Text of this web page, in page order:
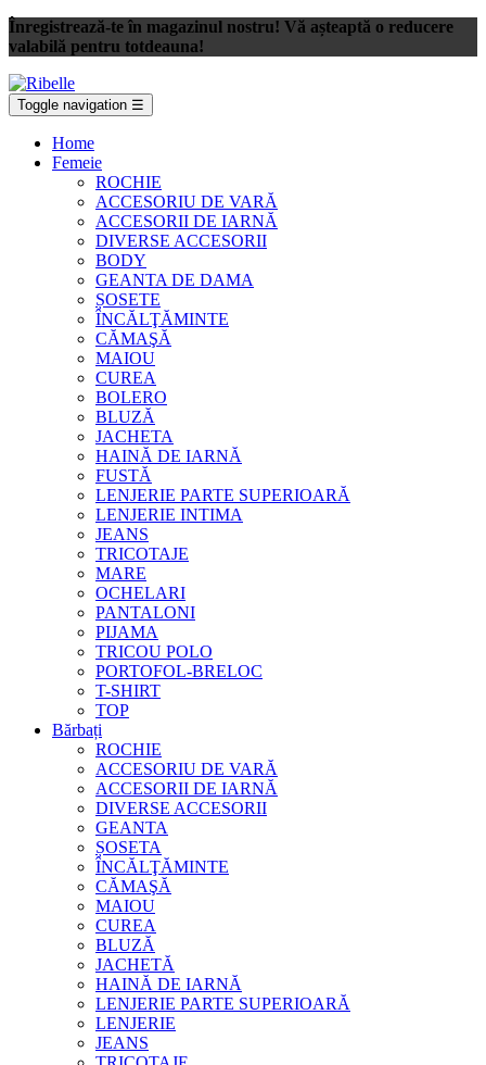
Înregistrează-te în magazinul nostru! Vă așteaptă o reducere
valabilă pentru totdeauna!
Toggle navigation ☰
Home
Femeie
ROCHIE
ACCESORIU DE VARĂ
ACCESORII DE IARNĂ
DIVERSE ACCESORII
BODY
GEANTA DE DAMA
ȘOSETE
ÎNCĂLŢĂMINTE
CĂMAŞĂ
MAIOU
CUREA
BOLERO
BLUZĂ
JACHETA
HAINĂ DE IARNĂ
FUSTĂ
LENJERIE PARTE SUPERIOARĂ
LENJERIE INTIMA
JEANS
TRICOTAJE
MARE
OCHELARI
PANTALONI
PIJAMA
TRICOU POLO
PORTOFOL-BRELOC
T-SHIRT
TOP
Bărbați
ROCHIE
ACCESORIU DE VARĂ
ACCESORII DE IARNĂ
DIVERSE ACCESORII
GEANTA
ȘOSETA
ÎNCĂLŢĂMINTE
CĂMAŞĂ
MAIOU
CUREA
BLUZĂ
JACHETĂ
HAINĂ DE IARNĂ
LENJERIE PARTE SUPERIOARĂ
LENJERIE
JEANS